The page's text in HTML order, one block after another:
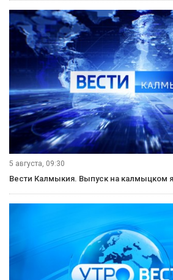
5 августа, 09:30
Вести Калмыкия. Выпуск на калмыцком